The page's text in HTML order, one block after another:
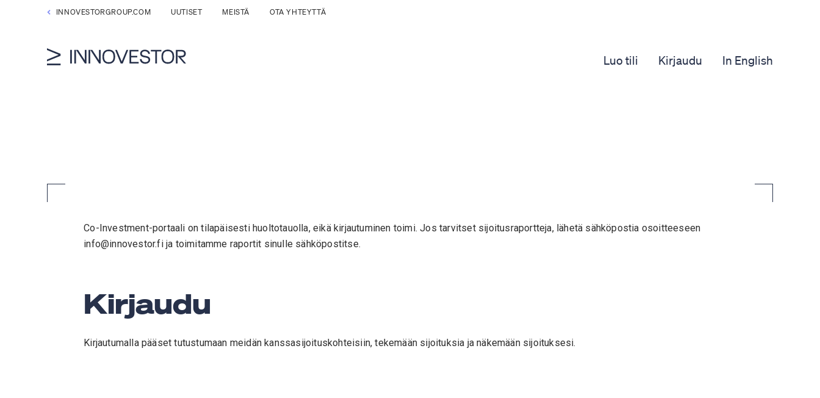
INNOVESTORGROUP.COM UUTISET MEISTÄ OTA YHTEYTTÄ
Luo tili Kirjaudu In English
Co-Investment-portaali on tilapäisesti huoltotauolla, eikä kirjautuminen toimi. Jos tarvitset sijoitusraportteja, lähetä sähköpostia osoitteeseen
info@innovestor.fi ja toimitamme raportit sinulle sähköpostitse.
Kirjaudu
Kirjautumalla pääset tutustumaan meidän kanssasijoituskohteisiin, tekemään sijoituksia ja näkemään sijoituksesi.